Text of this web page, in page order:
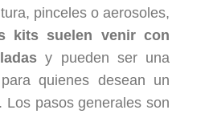
pinceles o aerosoles,
kits suelen venir con
y pueden ser una
quienes desean un
Los pasos generales son